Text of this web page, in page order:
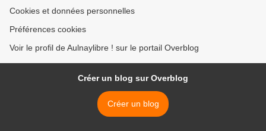
Cookies et données personnelles
Préférences cookies
Voir le profil de Aulnaylibre ! sur le portail Overblog
Créer un blog sur Overblog
Créer un blog